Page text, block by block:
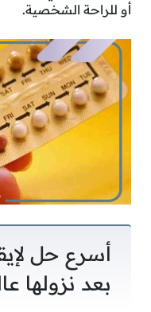
أو للراحة الشخصية.
أسرع حل
بعد نزولها